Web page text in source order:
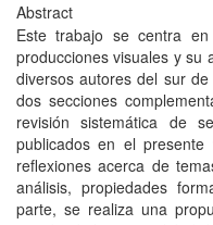
Abstract
Este trabajo se centra
producciones visuales y su
diversos autores del sur
dos secciones
revisión sistemática de
publicados en el
reflexiones acerca de
análisis, propiedades
parte, se realiza una